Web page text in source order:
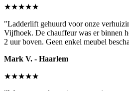
★★★★★
"Ladderlift gehuurd voor onze
Vijfhoek. De chauffeur was er binnen
2 uur boven. Geen enkel meubel
Mark V. - Haarlem
★★★★★